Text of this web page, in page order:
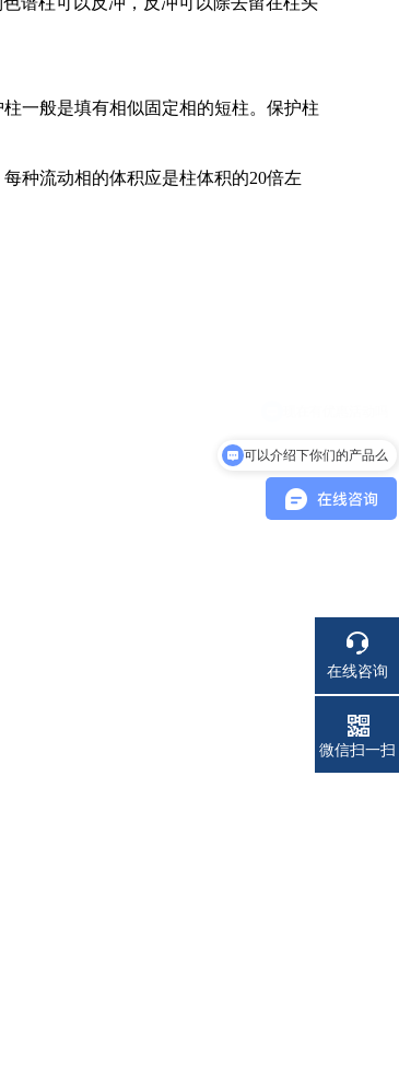
一般是填有相似固定相的短柱。保护柱
种流动相的体积应是柱体积的20倍左
在线咨询
电话
微信扫一扫
可以介绍下你们的产品么